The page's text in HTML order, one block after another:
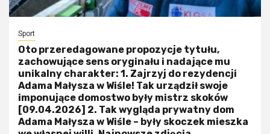
Sport
Oto przeredagowane propozycje tytułu,
zachowujące sens oryginału i nadające mu
unikalny charakter: 1. Zajrzyj do rezydencji
Adama Małysza w Wiśle! Tak urządził swoje
imponujące domostwo były mistrz skoków
[09.04.2026] 2. Tak wygląda prywatny dom
Adama Małysza w Wiśle – były skoczek mieszka